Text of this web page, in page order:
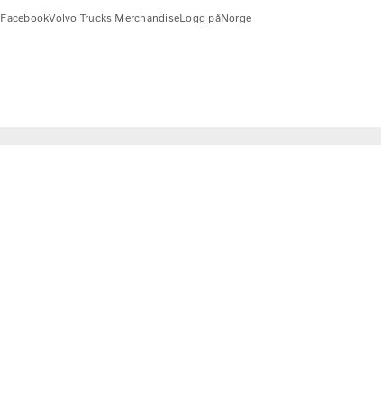
FacebookVolvo Trucks MerchandiseLogg påNorge